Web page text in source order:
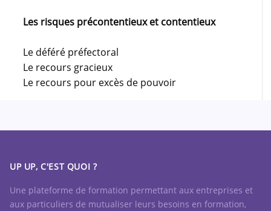
Les risques précontentieux et contentieux
Le déféré préfectoral
Le recours gracieux
Le recours pour excès de pouvoir
UP UP, C'EST QUOI ?
Une plateforme de formation permettant aux entreprises et
aux particuliers de mutualiser leurs besoins en formation,